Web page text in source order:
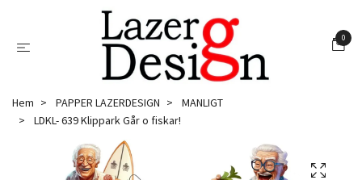
0
Hem PAPPER LAZERDESIGN
MANLIGT
LDKL- 639 Klippark Går o fiskar!